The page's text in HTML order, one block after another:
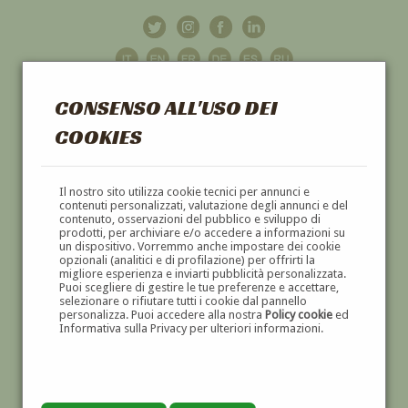
CONSENSO ALL'USO DEI
COOKIES
Il nostro sito utilizza cookie tecnici per annunci e
contenuti personalizzati, valutazione degli annunci e del
contenuto, osservazioni del pubblico e sviluppo di
prodotti, per archiviare e/o accedere a informazioni su
un dispositivo. Vorremmo anche impostare dei cookie
opzionali (analitici e di profilazione) per offrirti la
migliore esperienza e inviarti pubblicità personalizzata.
Puoi scegliere di gestire le tue preferenze e accettare,
selezionare o rifiutare tutti i cookie dal pannello
personalizza. Puoi accedere alla nostra Policy cookieed
Informativa sulla Privacy per ulteriori informazioni.
GALLERIAD'ARTE
DIPINTI E SCULTURE '800 E '900